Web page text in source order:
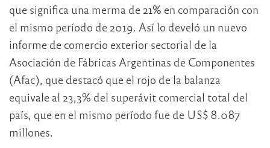
que significa una merma de 21% en comparación con
el mismo período de 2019. Así lo develó un nuevo
informe de comercio exterior sectorial de la
Asociación de Fábricas Argentinas de Componentes
(Afac), que destacó que el rojo de la balanza
equivale al 23,3% del superávit comercial total del
país, que en el mismo período fue de US$ 8.087
millones.